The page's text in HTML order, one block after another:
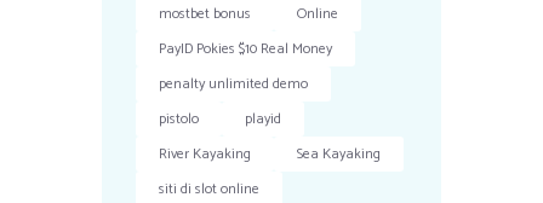
mostbet bonus
Online
PayID Pokies $10 Real Money
penalty unlimited demo
pistolo
playid
River Kayaking
Sea Kayaking
siti di slot online